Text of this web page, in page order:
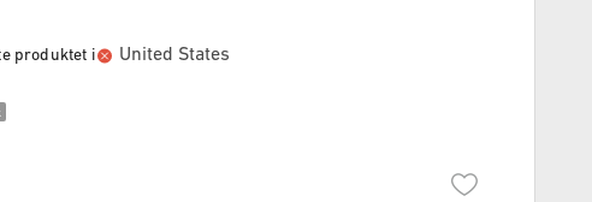
produktet i United States